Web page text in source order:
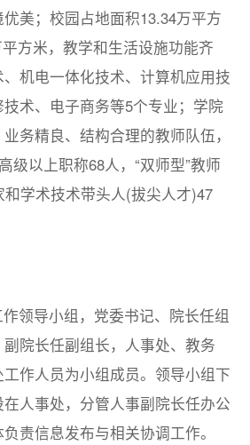
美；校园占地面积13.34万平方
方米，教学和生活设施功能齐
机电一体化技术、计算机应用技
术、电子商务等5个专业；学院
务精良、结构合理的教师队伍，
级以上职称68人，“双师型”教师
学术技术带头人(拔尖人才)47
领导小组，党委书记、院长任组
院长任副组长，人事处、教务
作人员为小组成员。领导小组下
人事处，分管人事副院长任办公
责信息发布与相关协调工作。